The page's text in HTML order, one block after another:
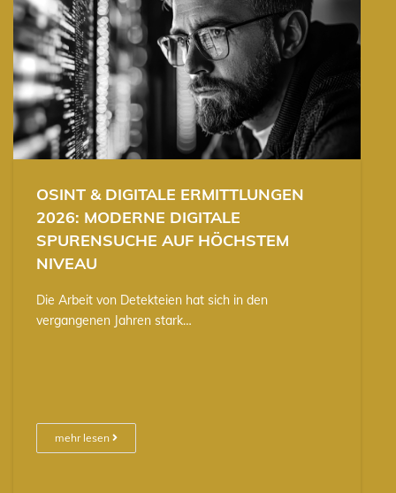
OSINT & DIGITALE ERMITTLUNGEN
2026: MODERNE DIGITALE
SPURENSUCHE AUF HÖCHSTEM
NIVEAU
Die Arbeit von Detekteien hat sich in den
vergangenen Jahren stark…
mehr lesen